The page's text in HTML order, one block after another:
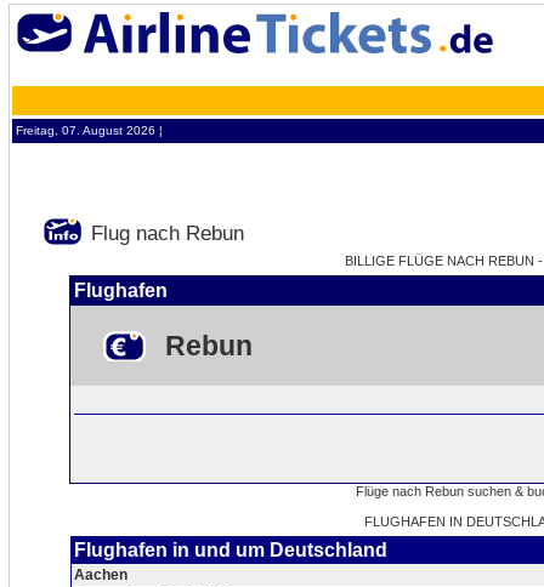
Freitag, 07. August 2026 ¦
Flug nach Rebun
BILLIGE FLÜGE NACH REBUN
Flughafen
Rebun
FLUGHAFEN IN
Flughafen in und um Deutschland
Aachen